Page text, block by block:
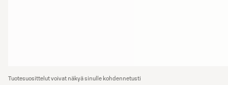
Tuotesuosittelut voivat näkyä sinulle kohdennetusti